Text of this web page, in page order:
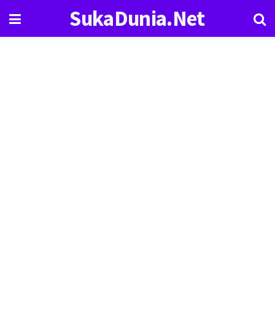
SukaDunia.Net